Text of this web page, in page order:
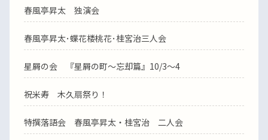
春風亭昇太 独演会
春風亭昇太･蝶花楼桃花･桂宮治三人会
星屑の会 『星屑の町～忘却篇』10/3～4
祝米寿 木久扇祭り！
特撰落語会 春風亭昇太・桂宮治 二人会